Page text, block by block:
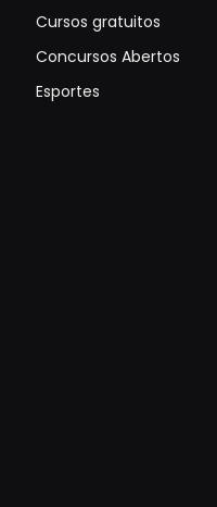
Cursos gratuitos
Concursos Abertos
Esportes